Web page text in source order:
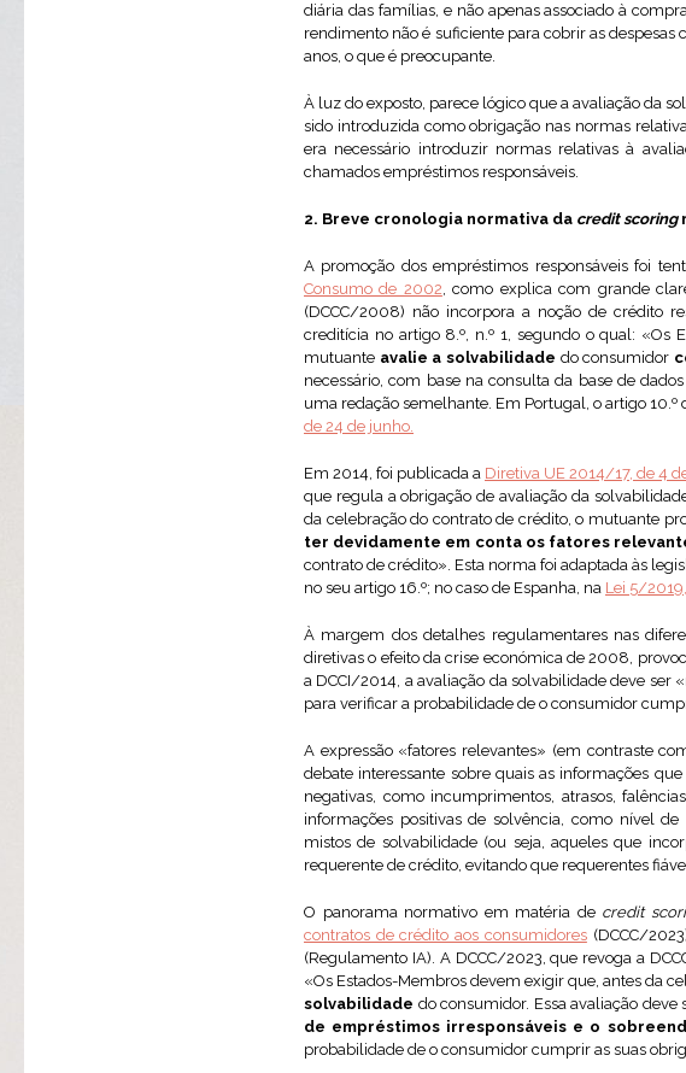
diária das famílias, e não apenas associado à
rendimento não é suficiente para cobrir as
anos, o que é preocupante.
À luz do exposto, parece lógico que a avaliação da
sido introduzida como obrigação nas normas
era necessário introduzir normas relativas à
chamados empréstimos responsáveis.
2. Breve cronologia normativa da credit scoring
A promoção dos empréstimos responsáveis foi
Consumo de 2002, como explica com grande
(DCCC/2008) não incorpora a noção de crédito
creditícia no artigo 8.º, n.º 1, segundo o qual: «Os
mutuante avalie a solvabilidade do consumidor
necessário, com base na consulta da base de
uma redação semelhante. Em Portugal, o artigo 10.º
de 24 de junho.
Em 2014, foi publicada a Diretiva UE 2014/17, de 4
que regula a obrigação de avaliação da
da celebração do contrato de crédito, o mutuante
ter devidamente em conta os fatores
contrato de crédito». Esta norma foi adaptada às
no seu artigo 16.º; no caso de Espanha, na Lei 5/
À margem dos detalhes regulamentares nas
diretivas o efeito da crise económica de 2008,
a DCCI/2014, a avaliação da solvabilidade deve ser
para verificar a probabilidade de o consumidor
A expressão «fatores relevantes» (em contraste
debate interessante sobre quais as informações
negativas, como incumprimentos, atrasos,
informações positivas de solvência, como nível
mistos de solvabilidade (ou seja, aqueles que
requerente de crédito, evitando que requerentes
O panorama normativo em matéria de credit
contratos de crédito aos consumidores(DCCC/
(Regulamento IA). A DCCC/2023, que revoga a
«Os Estados-Membros devem exigir que, antes da
solvabilidade do consumidor. Essa avaliação deve
de empréstimos irresponsáveis e o
probabilidade de o consumidor cumprir as suas